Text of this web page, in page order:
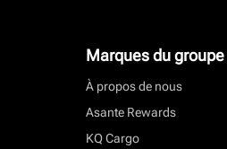
Marques du groupe
À propos de nous
Asante Rewards
KQ Cargo